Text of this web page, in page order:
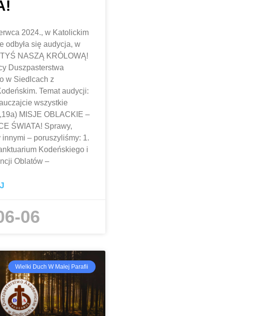
2024., w Katolickim
odbyła się audycja, w
NASZĄ KRÓLOWĄ!
Duszpasterstwa
w Siedlcach z
Temat audycji:
wszystkie
MISJE OBLACKIE –
ŚWIATA! Sprawy,
innymi – poruszyliśmy: 1.
Kodeńskiego i
Oblatów –
06
Wielki Duch W Małej Parafii